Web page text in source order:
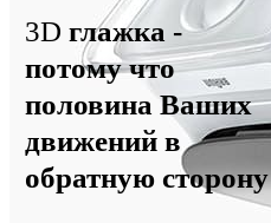
3D глажка -
потому что
половина Ваших
движений в
обратную сторону